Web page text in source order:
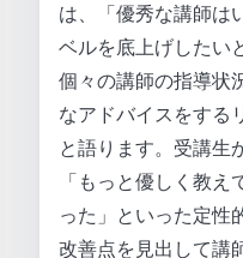
は、「優秀な講師は
ベルを底上げしたい
個々の講師の指導状
なアドバイスをする
と語ります。受講生
「もっと優しく教え
った」といった定性
改善点を見出して講